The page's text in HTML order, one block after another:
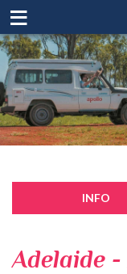
≡
INFO
Adelaide